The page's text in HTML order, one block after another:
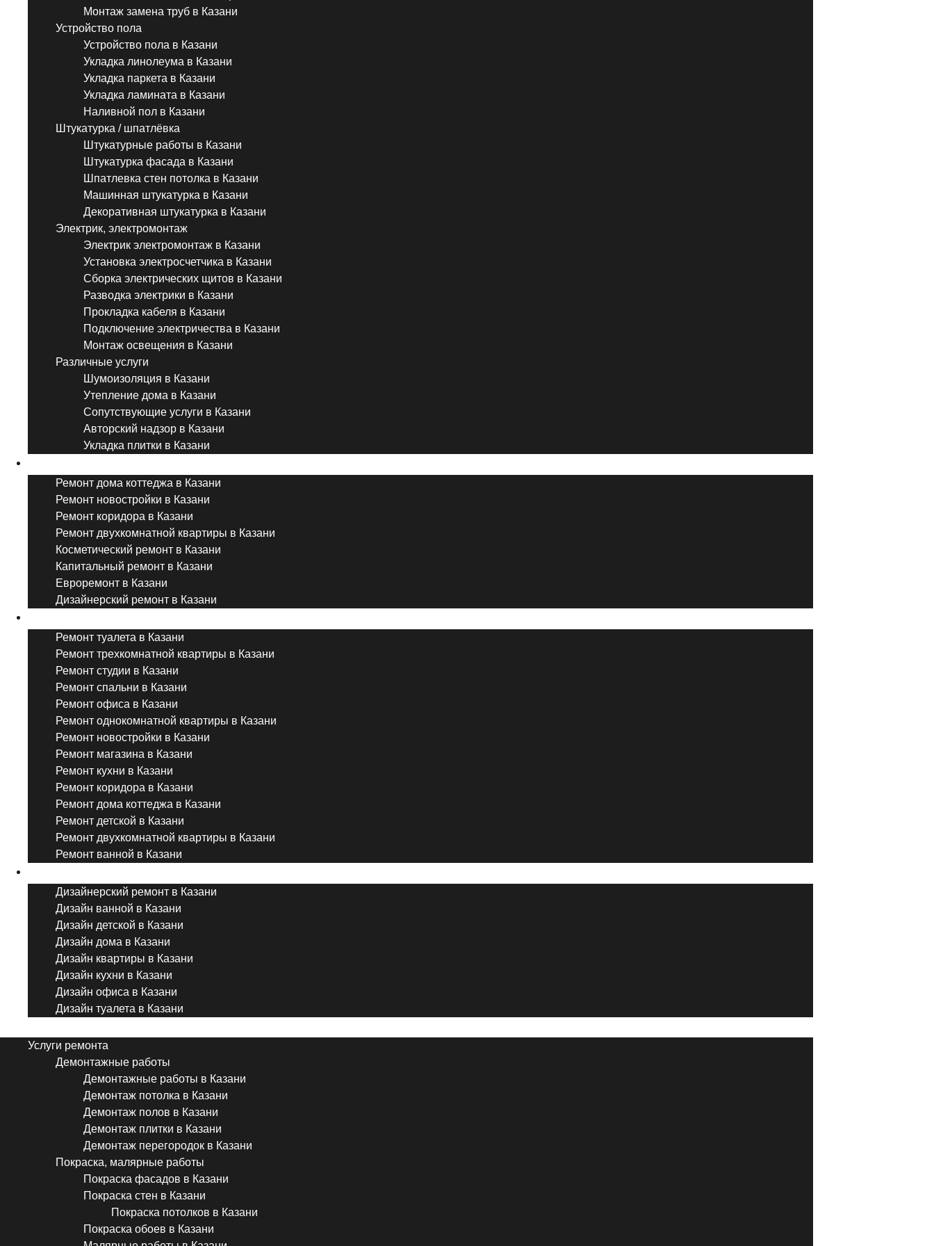
Монтаж замена труб в Казани
Устройство пола
Устройство пола в Казани
Укладка линолеума в Казани
Укладка паркета в Казани
Укладка ламината в Казани
Наливной пол в Казани
Штукатурка / шпатлёвка
Штукатурные работы в Казани
Штукатурка фасада в Казани
Шпатлевка стен потолка в Казани
Машинная штукатурка в Казани
Декоративная штукатурка в Казани
Электрик, электромонтаж
Электрик электромонтаж в Казани
Установка электросчетчика в Казани
Сборка электрических щитов в Казани
Разводка электрики в Казани
Прокладка кабеля в Казани
Подключение электричества в Казани
Монтаж освещения в Казани
Различные услуги
Шумоизоляция в Казани
Утепление дома в Казани
Сопутствующие услуги в Казани
Авторский надзор в Казани
Укладка плитки в Казани
Ремонт дома коттеджа в Казани
Ремонт новостройки в Казани
Ремонт коридора в Казани
Ремонт двухкомнатной квартиры в Казани
Косметический ремонт в Казани
Капитальный ремонт в Казани
Евроремонт в Казани
Дизайнерский ремонт в Казани
Ремонт туалета в Казани
Ремонт трехкомнатной квартиры в Казани
Ремонт студии в Казани
Ремонт спальни в Казани
Ремонт офиса в Казани
Ремонт однокомнатной квартиры в Казани
Ремонт новостройки в Казани
Ремонт магазина в Казани
Ремонт кухни в Казани
Ремонт коридора в Казани
Ремонт дома коттеджа в Казани
Ремонт детской в Казани
Ремонт двухкомнатной квартиры в Казани
Ремонт ванной в Казани
Дизайнерский ремонт в Казани
Дизайн ванной в Казани
Дизайн детской в Казани
Дизайн дома в Казани
Дизайн квартиры в Казани
Дизайн кухни в Казани
Дизайн офиса в Казани
Дизайн туалета в Казани
Услуги ремонта
Демонтажные работы
Демонтажные работы в Казани
Демонтаж потолка в Казани
Демонтаж полов в Казани
Демонтаж плитки в Казани
Демонтаж перегородок в Казани
Покраска, малярные работы
Покраска фасадов в Казани
Покраска стен в Казани
Покраска потолков в Казани
Покраска обоев в Казани